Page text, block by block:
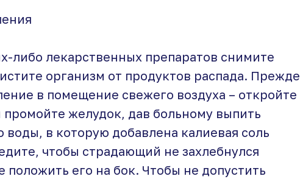
либо лекарственных препаратов снимите
организм от продуктов распада. Прежде
в помещение свежего воздуха – откройте
желудок, дав больному выпить
воды, в которую добавлена калиевая соль
чтобы страдающий не захлебнулся
его на бок. Чтобы не допустить